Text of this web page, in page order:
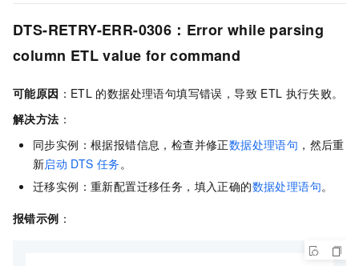
DTS-RETRY-ERR-0306：Error while parsing
column ETL value for command
可能原因 ：ETL 的数据处理语句填写错误，导致 ETL 执行失败。
解决方法 ：
同步实例：根据报错信息，检查并修正数据处理语句 ，然后重
新启动 DTS 任务 。
迁移实例：重新配置迁移任务，填入正确的数据处理语句。
报错示例 ：